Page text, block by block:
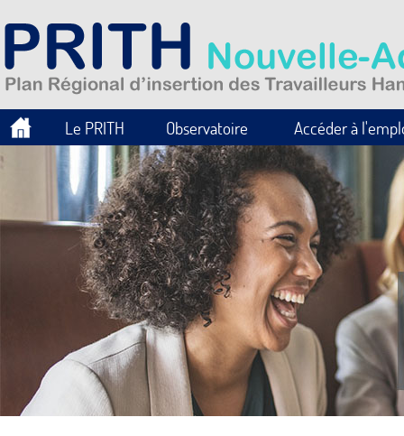
Le PRITH Observatoire Accéder à